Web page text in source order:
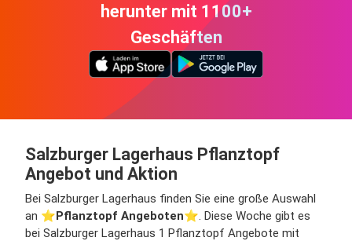
herunter mit 1100+
Geschäften
Salzburger Lagerhaus Pflanztopf
Angebot und Aktion
Bei Salzburger Lagerhaus finden Sie eine große Auswahl
an ⭐️Pflanztopf Angeboten⭐️. Diese Woche gibt es
bei Salzburger Lagerhaus 1 Pflanztopf Angebote mit